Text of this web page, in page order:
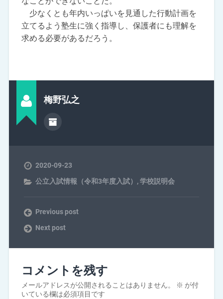
少なくとも年内いっぱいを見通した行動計画を
立てるよう塾生に強く指導し、保護者にも理解を
求める必要があるだろう。
梅野弘之
2020-09-23
公立入試情報（令和3年度入試） ,学校説明会
Previous post
Next post
コメントを残す
メールアドレスが公開されることはありません。 ※ が付
いている欄は必須項目です